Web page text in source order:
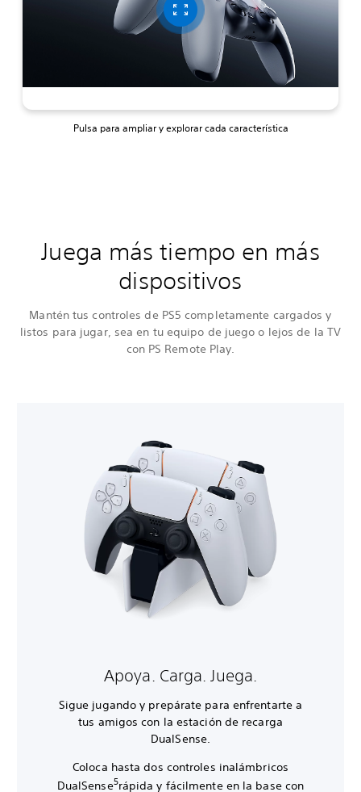
Pulsa para ampliar y explorar cada característica
Juega más tiempo en más
dispositivos
Mantén tus controles de PS5 completamente cargados y
listos para jugar, sea en tu equipo de juego o lejos de la TV
con PS Remote Play.
Apoya. Carga. Juega.
Sigue jugando y prepárate para enfrentarte a
tus amigos con la estación de recarga
DualSense.
Coloca hasta dos controles inalámbricos
DualSense5rápida y fácilmente en la base con